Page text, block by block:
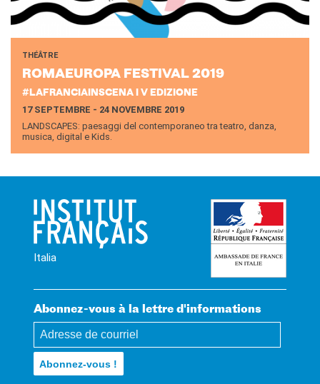
THÉÂTRE
RO­MAEU­RO­PA FES­TI­VAL 2019
#LAFRANCIAINSCENA I V EDIZIONE
17 SEPTEMBRE - 24 NOVEMBRE 2019
LANDSCAPES: paesaggi del contemporaneo tra teatro, danza,
musica, digital e Kids.
Italia
Abonnez-vous à la lettre d'informations